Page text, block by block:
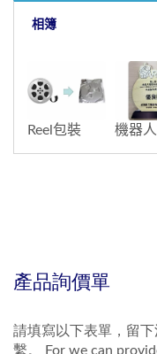
相簿
Reel包裝